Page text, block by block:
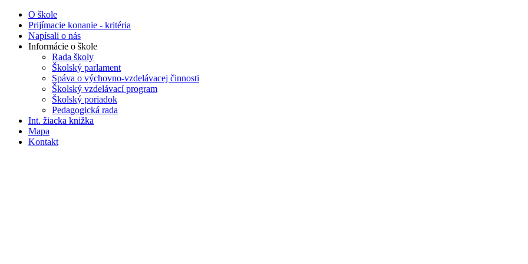
O škole
Prijímacie konanie - kritéria
Napísali o nás
Informácie o škole
Rada školy
Školský parlament
Spáva o výchovno-vzdelávacej činnosti
Školský vzdelávací program
Školský poriadok
Pedagogická rada
Int. žiacka knižka
Mapa
Kontakt